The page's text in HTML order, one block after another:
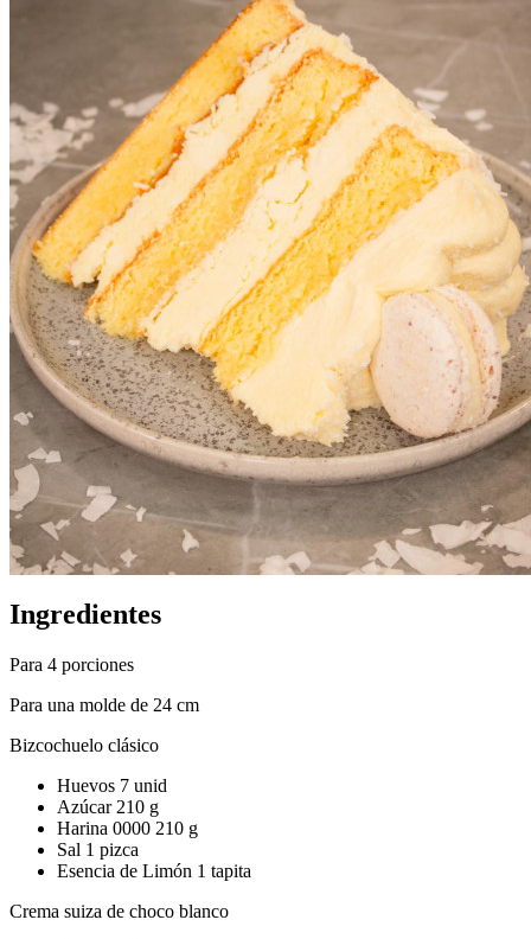
Ingredientes
Para 4 porciones
Para una molde de 24 cm
Bizcochuelo clásico
Huevos 7 unid
Azúcar 210 g
Harina 0000 210 g
Sal 1 pizca
Esencia de Limón 1 tapita
Crema suiza de choco blanco